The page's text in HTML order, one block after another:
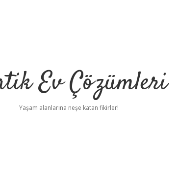
Ev Çözümleri
Yaşam alanlarına neşe katan fikirler!